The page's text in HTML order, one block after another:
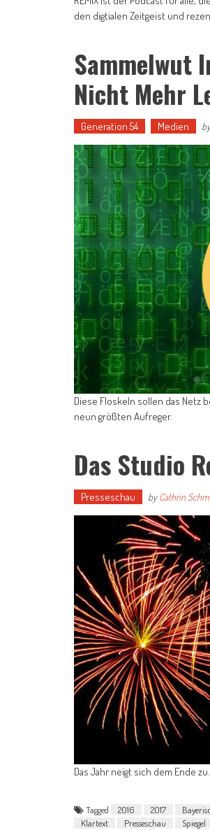
den digtialen Zeitgeist und
Sammelwut
Nicht Mehr
Generation 54 Medien
Diese Floskeln sollen das Netz
neun größten Aufreger.
Das Studio
Presseschau byCathrin
Das Jahr neigt sich dem Ende
Tagged 2016 2017
Klartext
Presseschau Spiegel